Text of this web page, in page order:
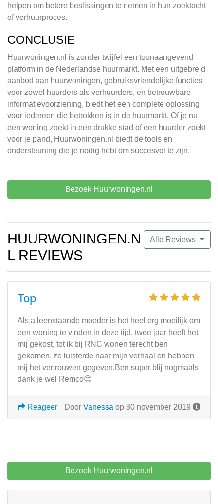
helpen om betere beslissingen te nemen in hun zoektocht
of verhuurproces.
CONCLUSIE
Huurwoningen.nl is zonder twijfel een toonaangevend
platform in de Nederlandse huurmarkt. Met een uitgebreid
aanbod aan huurwoningen, gebruiksvriendelijke functies
voor zowel huurders als verhuurders, en betrouwbare
informatievoorziening, biedt het een complete oplossing
voor iedereen die betrokken is in de huurmarkt. Of je nu
een woning zoekt in een drukke stad of een huurder zoekt
voor je pand, Huurwoningen.nl biedt de tools en
ondersteuning die je nodig hebt om succesvol te zijn.
Bezoek Huurwoningen.nl
Alle Reviews
HUURWONINGEN.N
L REVIEWS
Top
Als alleenstaande moeder is het heel erg moeilijk om
een woning te vinden in deze tijd, twee jaar heeft het
mij gekost, tot ik bij RNC wonen terecht ben
gekomen, ze luisterde naar mijn verhaal en hebben
mij het vertrouwen gegeven.Ben super blij nogmaals
dank je wel Remco😊
Door Vanessa op 30 november 2019
Reageer
Bezoek Huurwoningen.nl